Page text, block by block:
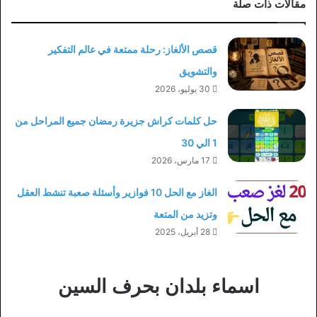
مقالات ذات صلة
قصص الألغاز: رحلة ممتعة في عالم التفكير
والتشويق
30 يوليو، 2026
حل كلمات كراش جزيرة رمضان جميع المراحل من
1 الي 30
17 مارس، 2026
الغاز مع الحل 10 فوازير وأسئلة صعبة تنشط العقل
وتزيد من المتعة
28 أبريل، 2025
اسماء بلدان بحرف السين